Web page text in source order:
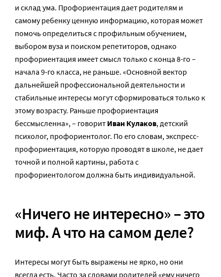
и склад ума. Профориентация дает родителям и
самому ребенку ценную информацию, которая может
помочь определиться с профильным обучением,
выбором вуза и поиском репетиторов, однако
профориентация имеет смысл только с конца 8-го –
начала 9-го класса, не раньше. «Основной вектор
дальнейшей профессиональной деятельности и
стабильные интересы могут сформироваться только к
этому возрасту. Раньше профориентация
бессмысленна», – говорит Иван Кулаков, детский
психолог, профориентолог. По его словам, экспресс-
профориентация, которую проводят в школе, не дает
точной и полной картины, работа с
профориентологом должна быть индивидуальной.
«Ничего не интересно» – это
миф. А что на самом деле?
Интересы могут быть выражены не ярко, но они
всегда есть. Часто за словами родителей «ему ничего